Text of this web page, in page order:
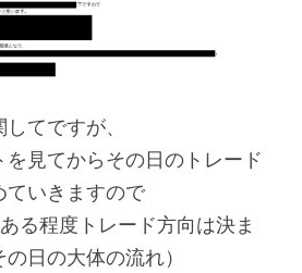
てですが、
見てからその日のトレード
ていきますので
る程度トレード方向は決ま
日の大体の流れ）